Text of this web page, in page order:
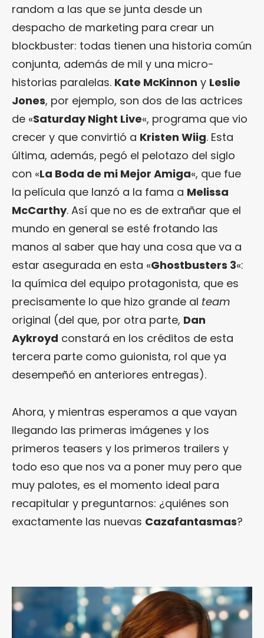
random a las que se junta desde un
despacho de marketing para crear un
blockbuster: todas tienen una historia común
conjunta, además de mil y una micro-
historias paralelas. Kate McKinnon y Leslie
Jones, por ejemplo, son dos de las actrices
de «Saturday Night Live«, programa que vio
crecer y que convirtió a Kristen Wiig. Esta
última, además, pegó el pelotazo del siglo
con «La Boda de mi Mejor Amiga«, que fue
la película que lanzó a la fama a Melissa
McCarthy. Así que no es de extrañar que el
mundo en general se esté frotando las
manos al saber que hay una cosa que va a
estar asegurada en esta «Ghostbusters 3«:
la química del equipo protagonista, que es
precisamente lo que hizo grande al team
original (del que, por otra parte, Dan
Aykroyd constará en los créditos de esta
tercera parte como guionista, rol que ya
desempeñó en anteriores entregas).
Ahora, y mientras esperamos a que vayan
llegando las primeras imágenes y los
primeros teasers y los primeros trailers y
todo eso que nos va a poner muy pero que
muy palotes, es el momento ideal para
recapitular y preguntarnos: ¿quiénes son
exactamente las nuevas Cazafantasmas?